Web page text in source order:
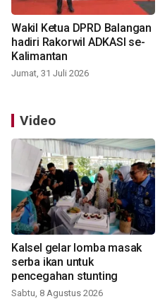
Wakil Ketua DPRD Balangan
hadiri Rakorwil ADKASI se-
Kalimantan
Jumat, 31 Juli 2026
Video
Kalsel gelar lomba masak
serba ikan untuk
pencegahan stunting
Sabtu, 8 Agustus 2026